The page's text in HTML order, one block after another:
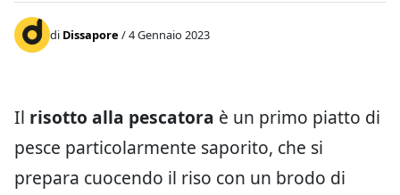
di Dissapore / 4 Gennaio 2023
Il risotto alla pescatora è un primo piatto di
pesce particolarmente saporito, che si
prepara cuocendo il riso con un brodo di